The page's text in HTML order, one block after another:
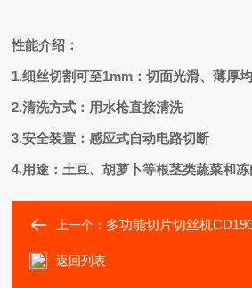
性能介绍：
1.细丝切割可至1mm：切面光滑、薄厚
2.清洗方式：用水枪直接清洗
3.安全装置：感应式自动电路切断
4.用途：土豆、胡萝卜等根茎类蔬菜和
上一个： 多功能切片切丝机
返回列表